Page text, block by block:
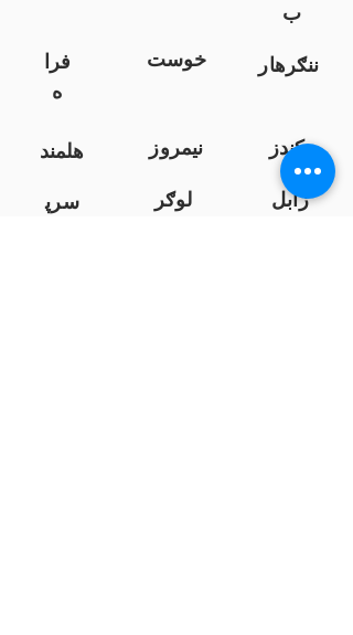
ب
فرا
ه
خوست ننګرهار
هلمند نیمروز
کندز
سرپ
لوګر زابل